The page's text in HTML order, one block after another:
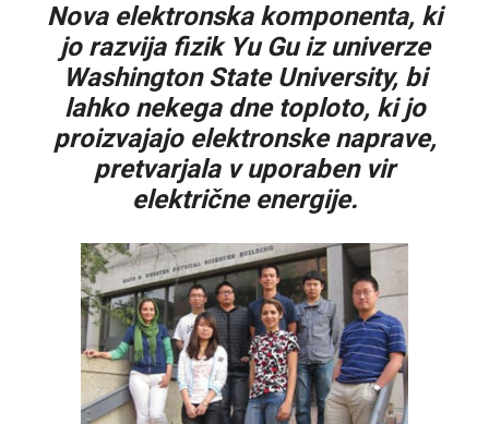
Nova elektronska komponenta, ki
jo razvija fizik Yu Gu iz univerze
Washington State University, bi
lahko nekega dne toploto, ki jo
proizvajajo elektronske naprave,
pretvarjala v uporaben vir
električne energije.